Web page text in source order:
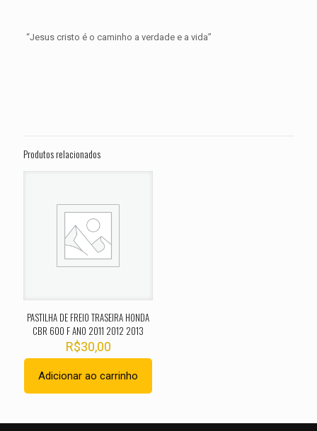
“Jesus cristo é o caminho a verdade e a vida”
Streetfighter ANO 2009 2010 2011 2012
O seu endereço de e-mail não será publicado.
obrigatórios são marcados com
Sua avaliação
Produtos relacionados
PASTILHA DE FREIO TRASEIRA HONDA
CBR 600 F ANO 2011 2012 2013
R$30,00
Adicionar ao carrinho